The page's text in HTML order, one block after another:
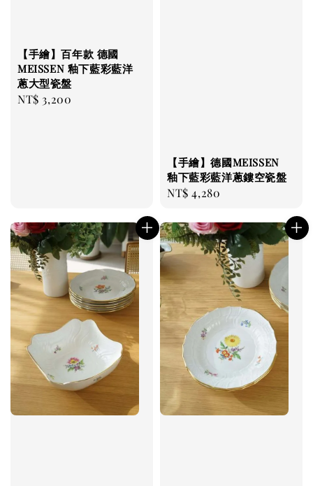
【手繪】百年款 德國
MEISSEN 釉下藍彩藍洋
蔥大型瓷盤
Regular
NT$ 3,200
【手繪】德國MEISSEN
釉下藍彩藍洋蔥鏤空瓷盤
Regular
NT$ 4,280